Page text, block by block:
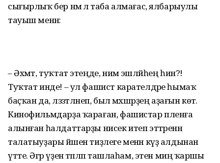
сығырлыҡ бер нәмә лә таба алмағас, ялбарыулы
тауыш менән:
– Әхмәт, туҡтат этеңде, нимә эшләйһең һин?!
Туҡтат инде! – ул фашист карателдәре һымаҡ
баҫҡан да, ләззәтләнеп, был мәхшәрҙең аҙағын көтә.
Кинофильмдарҙа ҡараған, фашистар пленға
алынған һалдаттарҙы нисек итеп эттәренән
талатыуҙары йәшен тиҙлеге менән күҙ алдынан
үтте. Әгәр үҙен тәпәләп ташлаһам, этен миңә ҡаршы